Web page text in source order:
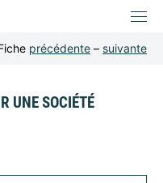
précédente – suivante
UNE SOCIÉTÉ